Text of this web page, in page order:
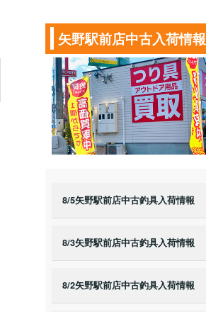
矢野駅前店中古入荷情報
8/5矢野駅前店中古釣具入荷情報
8/3矢野駅前店中古釣具入荷情報
8/2矢野駅前店中古釣具入荷情報